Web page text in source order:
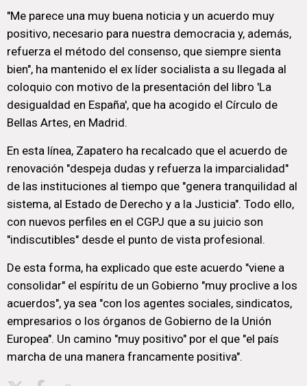
"Me parece una muy buena noticia y un acuerdo muy
positivo, necesario para nuestra democracia y, además,
refuerza el método del consenso, que siempre sienta
bien", ha mantenido el ex líder socialista a su llegada al
coloquio con motivo de la presentación del libro 'La
desigualdad en España', que ha acogido el Círculo de
Bellas Artes, en Madrid.
En esta línea, Zapatero ha recalcado que el acuerdo de
renovación "despeja dudas y refuerza la imparcialidad"
de las instituciones al tiempo que "genera tranquilidad al
sistema, al Estado de Derecho y a la Justicia". Todo ello,
con nuevos perfiles en el CGPJ que a su juicio son
"indiscutibles" desde el punto de vista profesional.
De esta forma, ha explicado que este acuerdo "viene a
consolidar" el espíritu de un Gobierno "muy proclive a los
acuerdos", ya sea "con los agentes sociales, sindicatos,
empresarios o los órganos de Gobierno de la Unión
Europea". Un camino "muy positivo" por el que "el país
marcha de una manera francamente positiva".